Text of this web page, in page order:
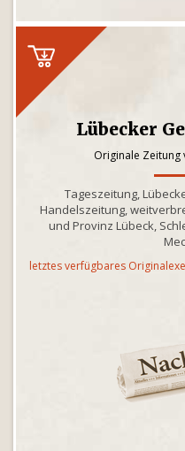
Lübecker
Originale Zeitung
Tageszeitung,
Handelszeitung,
und Provinz Lübeck,
letztes verfügbares